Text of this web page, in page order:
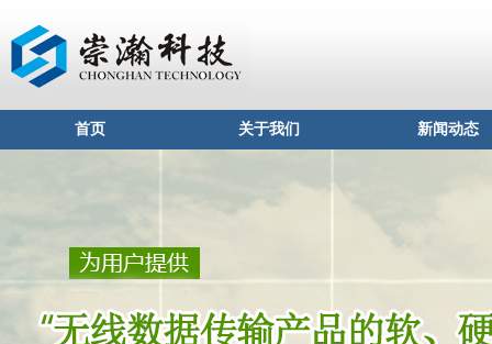
首页 关于我们 新闻动态